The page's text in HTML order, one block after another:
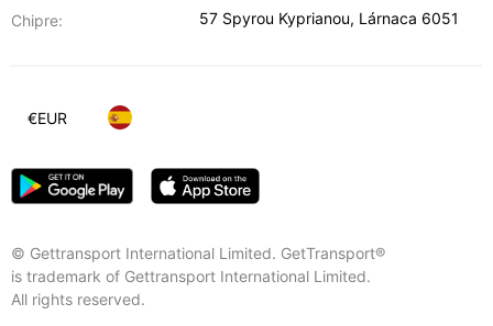
Chipre: 57 Spyrou Kyprianou, Lárnaca 6051
© Gettransport International Limited. GetTransport®
is trademark of Gettransport International Limited.
All rights reserved.
€EUR